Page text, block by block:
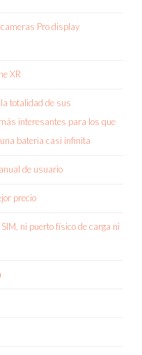
Pro display
XR
totalidad de sus
interesantes para los que
bateria casi infinita
de usuario
precio
ni puerto físico de carga ni